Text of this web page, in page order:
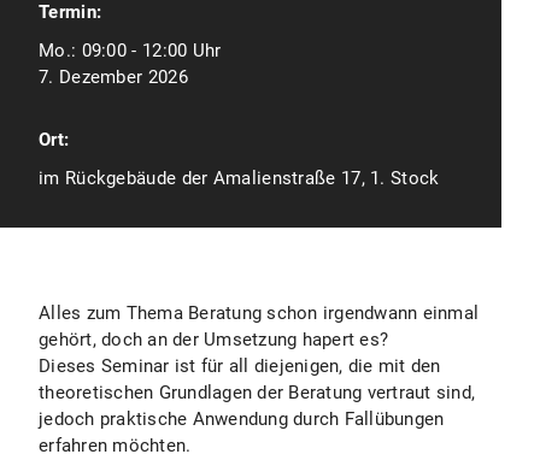
Termin:
Mo.: 09:00 - 12:00 Uhr
7. Dezember 2026
Ort:
im Rückgebäude der Amalienstraße 17, 1. Stock
Alles zum Thema Beratung schon irgendwann einmal
gehört, doch an der Umsetzung hapert es?
Dieses Seminar ist für all diejenigen, die mit den
theoretischen Grundlagen der Beratung vertraut sind,
jedoch praktische Anwendung durch Fallübungen
erfahren möchten.